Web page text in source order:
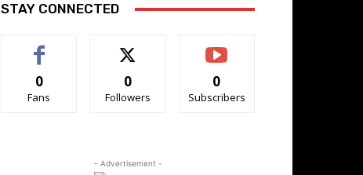
STAY CONNECTED
0
Fans
0
Followers
0
Subscribers
- Advertisement -